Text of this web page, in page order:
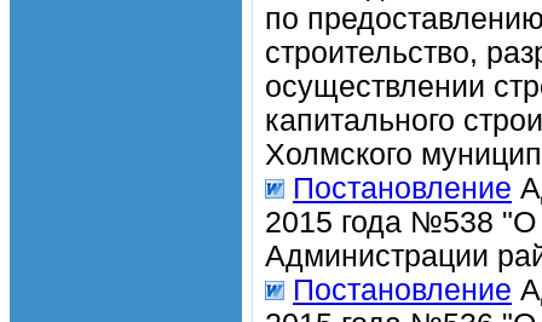
по
строительство,
осуществлении
капитального
Холмского
Постановление
2015 года №538 "О
Администрации
Постановление